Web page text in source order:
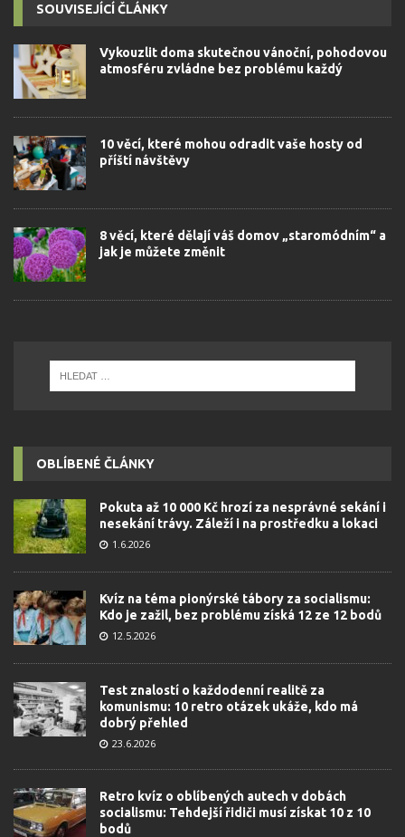
SOUVISEJÍCÍ ČLÁNKY
Vykouzlit doma skutečnou vánoční, pohodovou
atmosféru zvládne bez problému každý
10 věcí, které mohou odradit vaše hosty od
příští návštěvy
8 věcí, které dělají váš domov „staromódním“ a
jak je můžete změnit
OBLÍBENÉ ČLÁNKY
Pokuta až 10 000 Kč hrozí za nesprávné sekání i
nesekání trávy. Záleží i na prostředku a lokaci
1.6.2026
Kvíz na téma pionýrské tábory za socialismu:
Kdo je zažil, bez problému získá 12 ze 12 bodů
12.5.2026
Test znalostí o každodenní realitě za
komunismu: 10 retro otázek ukáže, kdo má
dobrý přehled
23.6.2026
Retro kvíz o oblíbených autech v dobách
socialismu: Tehdejší řidiči musí získat 10 z 10
bodů